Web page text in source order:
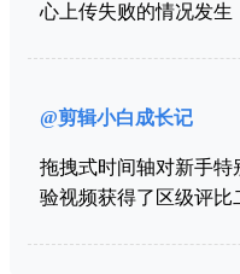
心上传失败的情况发生
@剪辑小白成长记
拖拽式时间轴对新手
验视频获得了区级评比